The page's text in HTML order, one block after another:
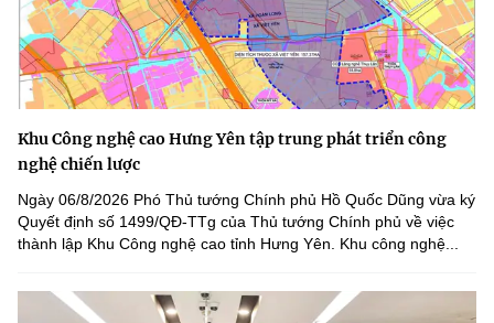
Vietnamese English
BỘ KHOA HỌC VÀ CÔNG NGHỆ
MINISTRY OF SCIENCE AND TECHNOLOGY
Điều khoản sử dụng Theo dõi MST: Góp ý
Chịu trách nhiệm nội dung: Nguyễn Thị Hải Hằng
Khu Công nghệ cao Hưng Yên tập trung phát triển công
nghệ chiến lược
Ngày 06/8/2026 Phó Thủ tướng Chính phủ Hồ Quốc Dũng vừa ký
Quyết định số 1499/QĐ-TTg của Thủ tướng Chính phủ về việc
thành lập Khu Công nghệ cao tỉnh Hưng Yên. Khu công nghệ...